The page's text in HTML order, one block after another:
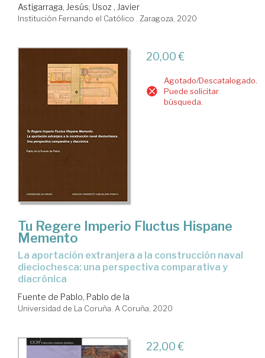
Astigarraga, Jesús; Usoz , Javier
Institución Fernando el Católico . Zaragoza, 2020
20,00 €
Agotado/Descatalogado.
Puede solicitar
búsqueda.
Tu Regere Imperio Fluctus Hispane
Memento
La aportación extranjera a la construcción naval
dieciochesca: una perspectiva comparativa y
diacrónica
Fuente de Pablo, Pablo de la
Universidad de La Coruña. A Coruña, 2020
22,00 €